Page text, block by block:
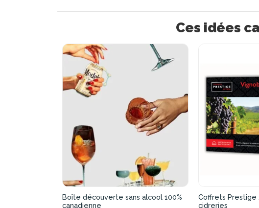
Ces idées
Boîte découverte sans alcool 100%
canadienne
Coffrets Prestige
cidreries